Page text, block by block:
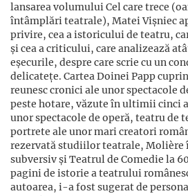
lansarea volumului Cel care trece
întâmplări teatrale), Matei Vișniec
privire, cea a istoricului de teatru,
și cea a criticului, care analizează
eșecurile, despre care scrie cu un
delicatețe. Cartea Doinei Papp
reunesc cronici ale unor spectacole
peste hotare, văzute în ultimii cinci
unor spectacole de operă, teatru de
portrete ale unor mari creatori
rezervată studiilor teatrale, Molière
subversiv și Teatrul de Comedie la
pagini de istorie a teatrului
autoarea, i-a fost sugerat de